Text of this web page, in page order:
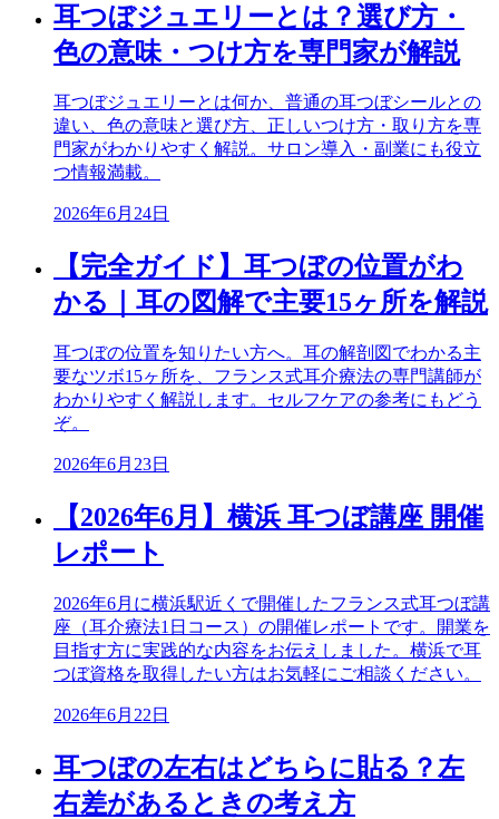
耳つぼジュエリーとは？選び方・
色の意味・つけ方を専門家が解説
耳つぼジュエリーとは何か、普通の耳つぼシールとの
違い、色の意味と選び方、正しいつけ方・取り方を専
門家がわかりやすく解説。サロン導入・副業にも役立
つ情報満載。
2026年6月24日
【完全ガイド】耳つぼの位置がわ
かる｜耳の図解で主要15ヶ所を解説
耳つぼの位置を知りたい方へ。耳の解剖図でわかる主
要なツボ15ヶ所を、フランス式耳介療法の専門講師が
わかりやすく解説します。セルフケアの参考にもどう
ぞ。
2026年6月23日
【2026年6月】横浜 耳つぼ講座 開催
レポート
2026年6月に横浜駅近くで開催したフランス式耳つぼ講
座（耳介療法1日コース）の開催レポートです。開業を
目指す方に実践的な内容をお伝えしました。横浜で耳
つぼ資格を取得したい方はお気軽にご相談ください。
2026年6月22日
耳つぼの左右はどちらに貼る？左
右差があるときの考え方